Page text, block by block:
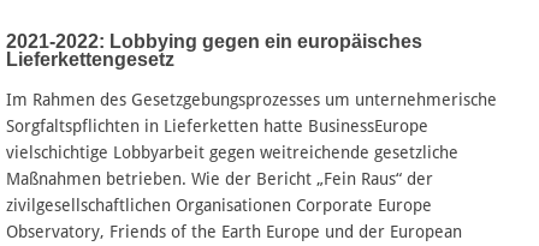
2021-2022: Lobbying gegen ein europäisches
Lieferkettengesetz
Im Rahmen des Gesetzgebungsprozesses um unternehmerische
Sorgfaltspflichten in Lieferketten hatte BusinessEurope
vielschichtige Lobbyarbeit gegen weitreichende gesetzliche
Maßnahmen betrieben. Wie der Bericht „Fein Raus“ der
zivilgesellschaftlichen Organisationen Corporate Europe
Observatory, Friends of the Earth Europe und der European